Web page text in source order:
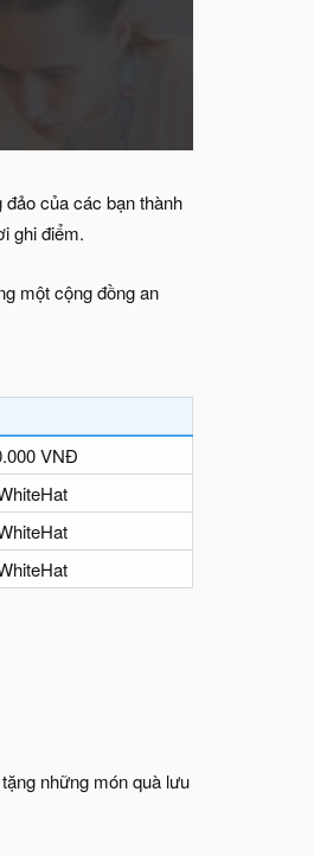
của các bạn thành
ghi điểm.
một cộng đồng an
VNĐ
những món quà lưu